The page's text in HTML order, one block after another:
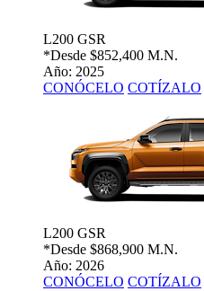
L200 GSR
*Desde $852,400 M.N.
Año: 2025
CONÓCELO COTÍZALO
L200 GSR
*Desde $868,900 M.N.
Año: 2026
CONÓCELO COTÍZALO